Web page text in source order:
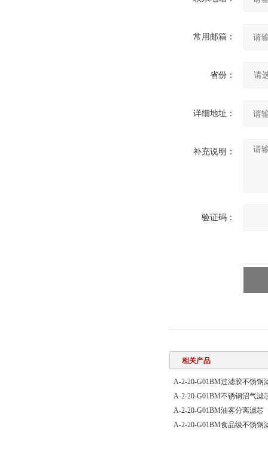
常用邮箱：
省份：
详细地址：
补充说明：
验证码：
相关产品
A-2-20-G01BM过滤胶不锈钢
A-2-20-G01BM不锈钢沼气滤
A-2-20-G01BM油雾分离滤芯
A-2-20-G01BM食品级不锈钢